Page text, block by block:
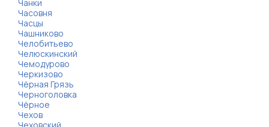
Чанки
Часовня
Часцы
Чашниково
Челобитьево
Челюскинский
Чемодурово
Черкизово
Чёрная Грязь
Черноголовка
Чёрное
Чехов